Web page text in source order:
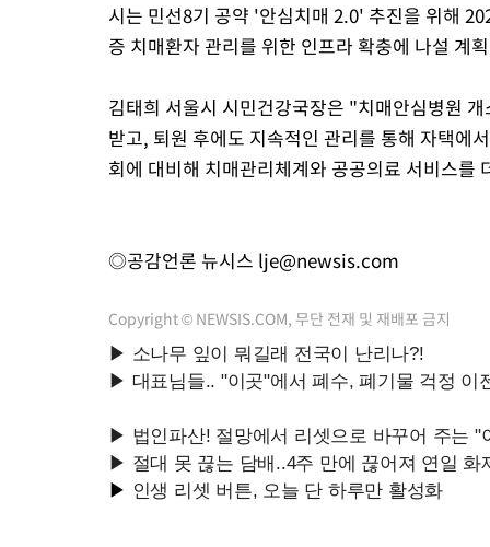
시는 민선8기 공약 '안심치매 2.0' 추진을 위해
증 치매환자 관리를 위한 인프라 확충에 나설 계
김태희 서울시 시민건강국장은 "치매안심병원
받고, 퇴원 후에도 지속적인 관리를 통해 자택에
회에 대비해 치매관리체계와 공공의료 서비스를
◎공감언론 뉴시스 lje@newsis.com
Copyright © NEWSIS.COM, 무단 전재 및 재배포 금지